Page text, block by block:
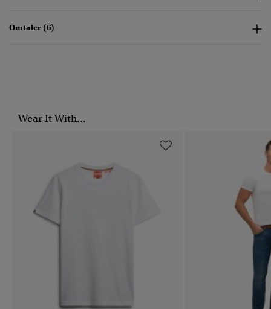
Omtaler (6)
Wear It With...